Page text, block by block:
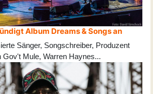
Album Dreams & Songs an
Sänger, Songschreiber, Produzent
Gov't Mule, Warren Haynes...